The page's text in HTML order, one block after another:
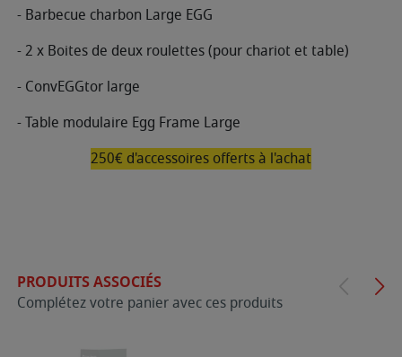
- Barbecue charbon Large EGG
- 2 x Boites de deux roulettes (pour chariot et table)
- ConvEGGtor large
- Table modulaire Egg Frame Large
250€ d'accessoires offerts à l'achat
PRODUITS ASSOCIÉS
Complétez votre panier avec ces produits